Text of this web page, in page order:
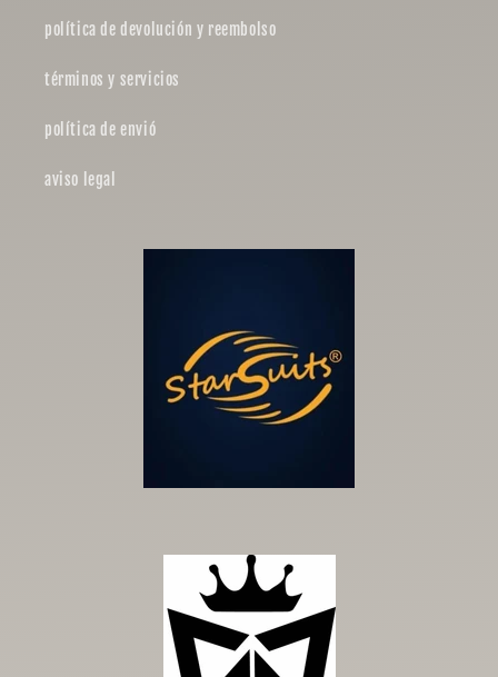
política de devolución y reembolso
términos y servicios
política de envió
aviso legal